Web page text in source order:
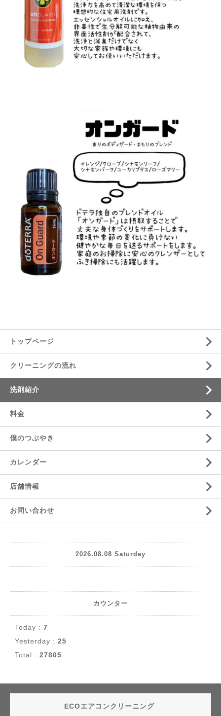
トップページ
クリーニングの流れ
洗剤紹介
料金
僕のつぶやき
カレンダー
店舗情報
お問い合わせ
2026.08.08 Saturday
カウンター
Today : 7
Yesterday : 25
Total : 27805
ECOエアコンクリーニング